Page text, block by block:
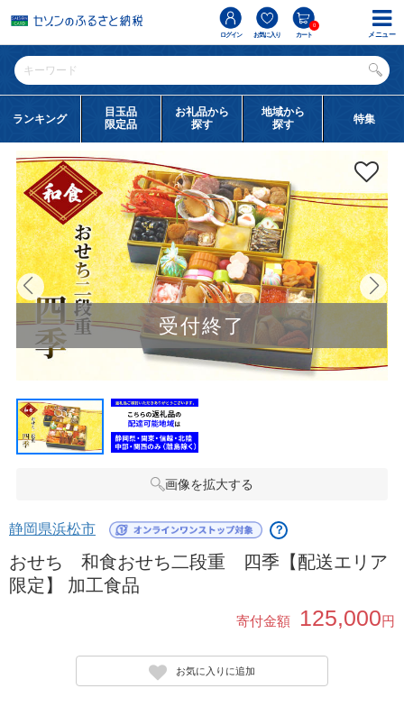
ログイン お気に入り カート
0
ランキング
目玉品
限定品
お礼品から
探す
地域から
探す
特集
受付終了
画像を拡大する
静岡県浜松市 ？
おせち 和食おせち二段重 四季【配送エリア
限定】 加工食品
寄付金額 125,000円
お気に入りに追加
メニュー